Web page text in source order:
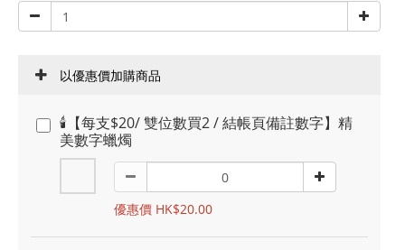
以優惠價加購商品
🕯️【每支$20/ 雙位數買2 / 結帳頁備註數字】精
美數字蠟燭
優惠價 HK$20.00